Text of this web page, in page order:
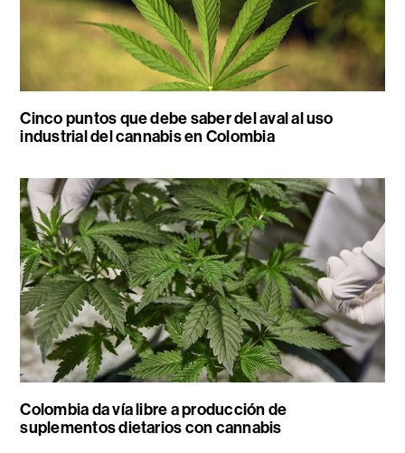
Cinco puntos que debe saber del aval al uso
industrial del cannabis en Colombia
Colombia da vía libre a producción de
suplementos dietarios con cannabis